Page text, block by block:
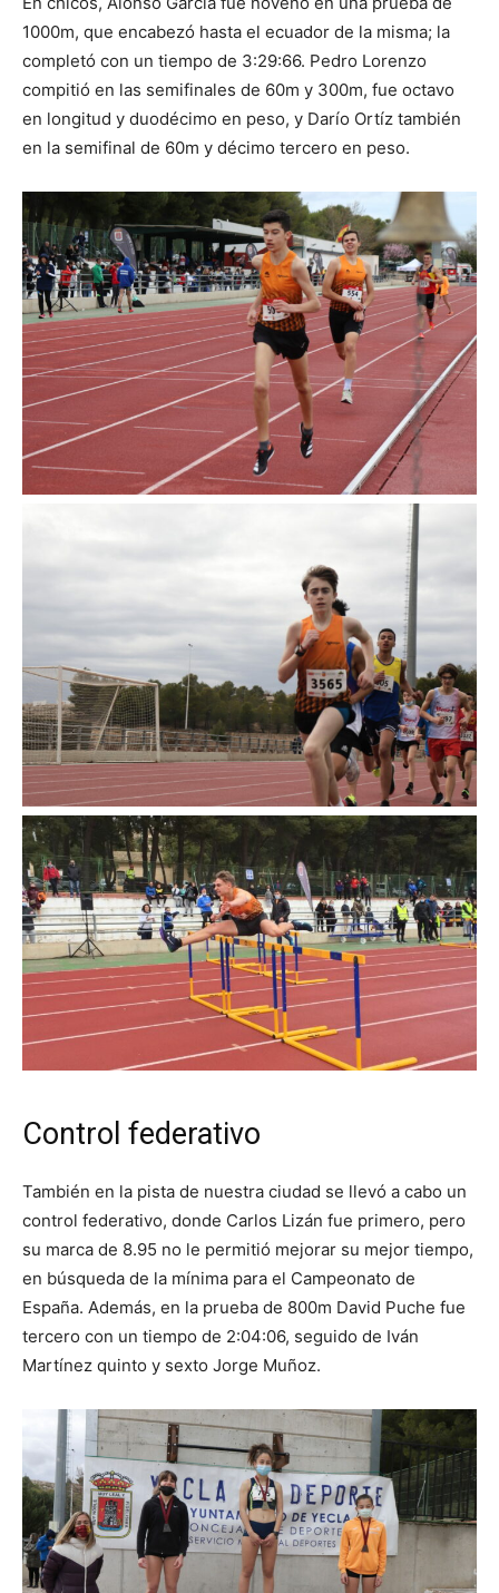
1000m, que encabezó hasta el ecuador de la misma; la
completó con un tiempo de 3:29:66. Pedro Lorenzo
compitió en las semifinales de 60m y 300m, fue octavo
en longitud y duodécimo en peso, y Darío Ortíz también
en la semifinal de 60m y décimo tercero en peso.
Control federativo
También en la pista de nuestra ciudad se llevó a cabo un
control federativo, donde Carlos Lizán fue primero, pero
su marca de 8.95 no le permitió mejorar su mejor tiempo,
en búsqueda de la mínima para el Campeonato de
España. Además, en la prueba de 800m David Puche fue
tercero con un tiempo de 2:04:06, seguido de Iván
Martínez quinto y sexto Jorge Muñoz.